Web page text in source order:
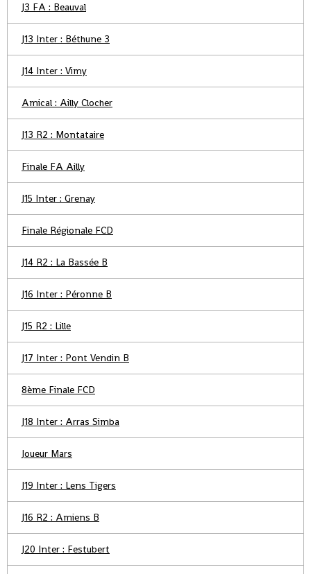
J3 FA : Beauval
J13 Inter : Béthune 3
J14 Inter : Vimy
Amical : Ailly Clocher
J13 R2 : Montataire
Finale FA Ailly
J15 Inter : Grenay
Finale Régionale FCD
J14 R2 : La Bassée B
J16 Inter : Péronne B
J15 R2 : Lille
J17 Inter : Pont Vendin B
8ème Finale FCD
J18 Inter : Arras Simba
Joueur Mars
J19 Inter : Lens Tigers
J16 R2 : Amiens B
J20 Inter : Festubert